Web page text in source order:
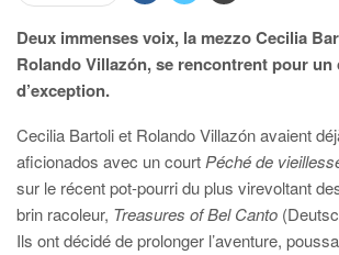
Deux immenses voix, la mezzo Cecilia
Rolando Villazón, se rencontrent pour un
d’exception.
Cecilia Bartoli et Rolando Villazón avaient
aficionados avec un court Péché de
sur le récent pot-pourri du plus virevoltant
brin racoleur, Treasures of Bel Canto
Ils ont décidé de prolonger l’aventure,